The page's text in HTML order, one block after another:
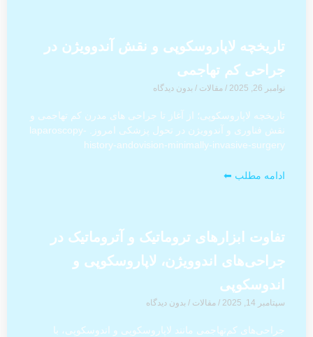
تاریخچه لاپاروسکوپی و نقش آندوویژن در
جراحی کم ‌تهاجمی
نوامبر 26, 2025 / مقالات / بدون دیدگاه
تاریخچه لاپاروسکوپی؛ از آغاز تا جراحی‌ های مدرن کم‌ تهاجمی و
نقش فناوری و آندوویژن در تحول پزشکی امروز. laparoscopy-
history-andovision-minimally-invasive-surgery
ادامه مطلب ⬅
تفاوت ابزارهای تروماتیک و آتروماتیک در
جراحی‌های اندوویژن، لاپاروسکوپی و
اندوسکوپی
سپتامبر 14, 2025 / مقالات / بدون دیدگاه
جراحی‌های کم‌تهاجمی مانند لاپاروسکوپی و اندوسکوپی، با